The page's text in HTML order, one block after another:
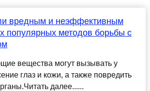
вредным и неэффективным
популярных методов борьбы с
вещества могут вызывать у
глаз и кожи, а также повредить
далее......